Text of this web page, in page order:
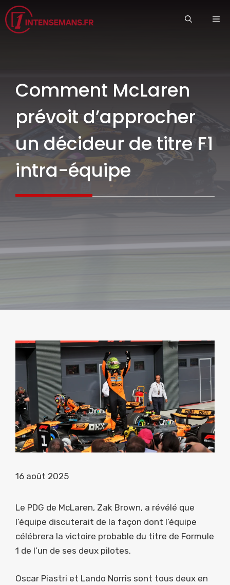
Aller
au
contenu
Comment McLaren
prévoit d’approcher
un décideur de titre F1
intra-équipe
16 août 2025
Le PDG de McLaren, Zak Brown, a révélé que
l’équipe discuterait de la façon dont l’équipe
célébrera la victoire probable du titre de Formule
1 de l’un de ses deux pilotes.
Oscar Piastri et Lando Norris sont tous deux en